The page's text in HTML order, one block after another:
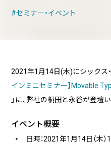
Works
実績・事例
事例紹介
お客様インタビュー
セミナー・イベント
2021年1月14日(木)にシックス
インミニセミナー】Movable
」に、弊社の桐田と永谷が登壇
イベント概要
日時：2021年1月14日（木